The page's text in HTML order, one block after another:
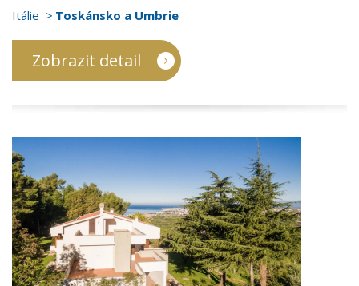
Itálie Toskánsko a Umbrie
Zobrazit detail